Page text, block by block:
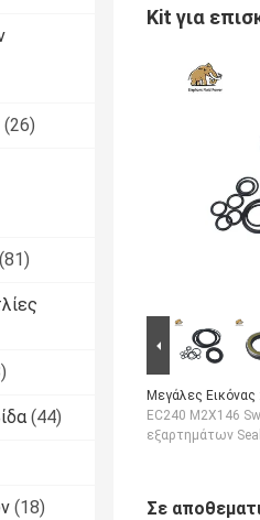
(26)
(81)
(44)
(18)
Kit για
Μεγάλες Εικόνας :
EC240 M2X146
εξαρτημάτων
Σε